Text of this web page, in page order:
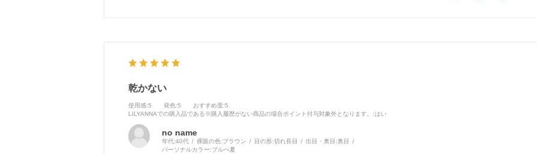
乾かない
使用感:5 発色:5 おすすめ度:5
LILYANNAでの購入品である※購入履歴がない商品の場合ポイント付与対象外となります。 :はい
no name
年代:40代 裸眼の色:ブラウン 目の形:切れ長目 出目・奥目:奥目
パーソナルカラー:ブルべ夏